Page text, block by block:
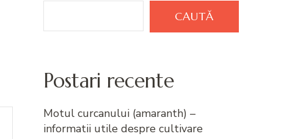
CAUTĂ
Postari recente
Motul curcanului (amaranth) –
informatii utile despre cultivare